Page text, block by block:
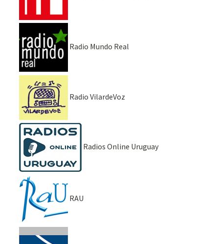
Radio Mundo Real
Radio VilardeVoz
Radios Online Uruguay
RAU